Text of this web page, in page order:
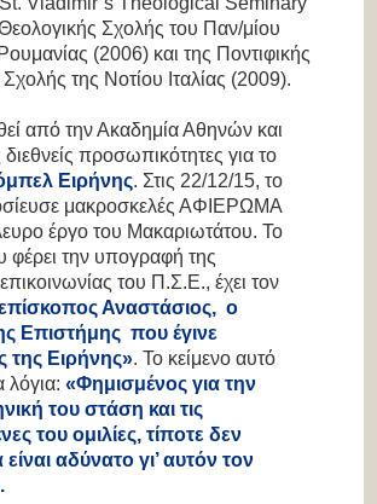
Σχολής του Παν/μίου
(2006) και της Ποντιφικής
της Νοτίου Ιταλίας (2009).
από την Ακαδημία Αθηνών και
προσωπικότητες για το
Ειρήνης. Στις 22/12/15, το
μακροσκελές ΑΦΙΕΡΩΜΑ
έργο του Μακαριωτάτου. Το
φέρει την υπογραφή της
του Π.Σ.Ε., έχει τον
Αναστάσιος, ο
Επιστήμης που έγινε
Ειρήνης». Το κείμενο αυτό
λόγια:«Φημισμένος για την
του στάση και τις
του ομιλίες, τίποτε δεν
είναι αδύνατο γι’ αυτόν τον